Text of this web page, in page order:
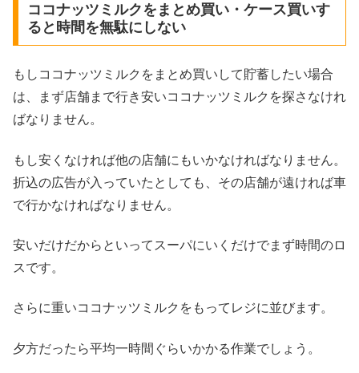
ココナッツミルクをまとめ買い・ケース買いす
ると時間を無駄にしない
もしココナッツミルクをまとめ買いして貯蓄したい場合
は、まず店舗まで行き安いココナッツミルクを探さなけれ
ばなりません。
もし安くなければ他の店舗にもいかなければなりません。
折込の広告が入っていたとしても、その店舗が遠ければ車
で行かなければなりません。
安いだけだからといってスーパにいくだけでまず時間のロ
スです。
さらに重いココナッツミルクをもってレジに並びます。
夕方だったら平均一時間ぐらいかかる作業でしょう。